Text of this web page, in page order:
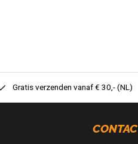
Gratis verzenden vanaf € 30,- (NL)